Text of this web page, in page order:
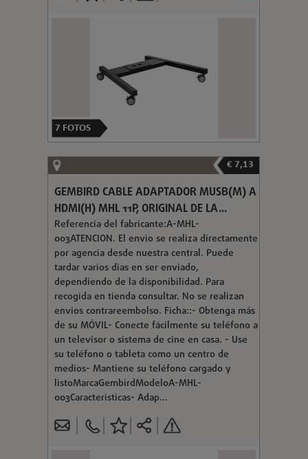
7 FOTOS
€ 7,13
GEMBIRD CABLE ADAPTADOR MUSB(M) A
HDMI(H) MHL 11P, ORIGINAL DE LA...
Referencia del fabricante:A-MHL-
003ATENCION. El envio se realiza directamente
por agencia desde nuestra central. Puede
tardar varios dias en ser enviado,
dependiendo de la disponibilidad. Para
recogida en tienda consultar. No se realizan
envios contrareembolso. Ficha::- Obtenga más
de su MÓVIL- Conecte fácilmente su teléfono a
un televisor o sistema de cine en casa. - Use
su teléfono o tableta como un centro de
medios- Mantiene su teléfono cargado y
listoMarcaGembirdModeloA-MHL-
003Caracteristicas- Adap...